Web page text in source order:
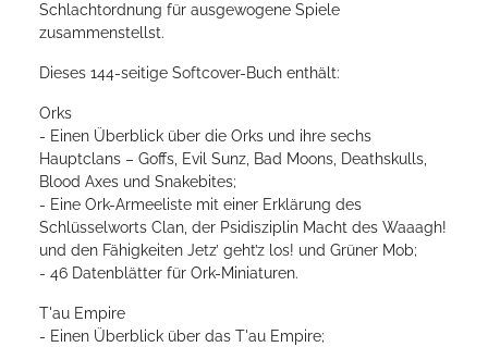
Schlachtordnung für ausgewogene Spiele
zusammenstellst.
Dieses 144-seitige Softcover-Buch enthält:
Orks
- Einen Überblick über die Orks und ihre sechs
Hauptclans – Goffs, Evil Sunz, Bad Moons, Deathskulls,
Blood Axes und Snakebites;
- Eine Ork-Armeeliste mit einer Erklärung des
Schlüsselworts Clan, der Psidisziplin Macht des Waaagh!
und den Fähigkeiten Jetz’ geht’z los! und Grüner Mob;
- 46 Datenblätter für Ork-Miniaturen.
T'au Empire
- Einen Überblick über das T'au Empire;